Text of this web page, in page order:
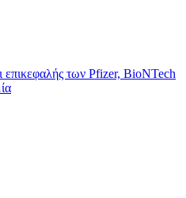
των Pfizer, BioNTech